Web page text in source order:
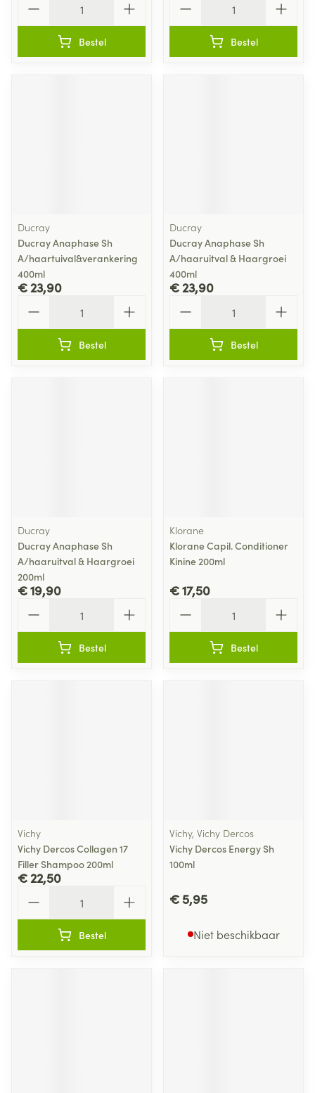
Bestel Bestel
Ducray
Ducray Anaphase Sh
A/haartuival&verankering
400ml
€ 23,90
Bestel
Ducray
Ducray Anaphase Sh
A/haaruitval & Haargroei
400ml
€ 23,90
Bestel
Ducray
Ducray Anaphase Sh
A/haaruitval & Haargroei
200ml
€ 19,90
Bestel
Klorane
Klorane Capil. Conditioner
Kinine 200ml
€ 17,50
Bestel
Vichy
Vichy Dercos Collagen 17
Filler Shampoo 200ml
€ 22,50
Bestel
Vichy, Vichy Dercos
Vichy Dercos Energy Sh
100ml
€ 5,95
Niet beschikbaar